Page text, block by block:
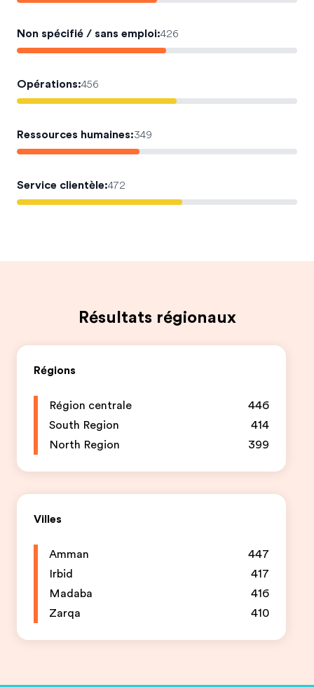
Non spécifié / sans emploi:426
Opérations:456
Ressources humaines:349
Service clientèle:472
Résultats régionaux
Régions
Région centrale
446
South Region
414
North Region
399
Villes
Amman
447
Irbid
417
Madaba
416
Zarqa
410